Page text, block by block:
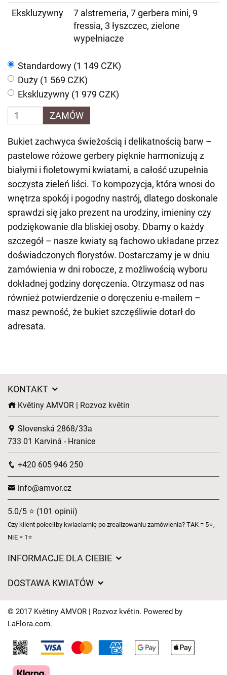
Ekskluzywny
7 alstremeria, 7 gerbera mini, 9
fressia, 3 łyszczec, zielone
wypełniacze
Standardowy (1 149 CZK)
Duży (1 569 CZK)
Ekskluzywny (1 979 CZK)
ZAMÓW
Bukiet zachwyca świeżością i delikatnością barw –
pastelowe różowe gerbery pięknie harmonizują z
białymi i fioletowymi kwiatami, a całość uzupełnia
soczysta zieleń liści. To kompozycja, która wnosi do
wnętrza spokój i pogodny nastrój, dlatego doskonale
sprawdzi się jako prezent na urodziny, imieniny czy
podziękowanie dla bliskiej osoby. Dbamy o każdy
szczegół – nasze kwiaty są fachowo układane przez
doświadczonych florystów. Dostarczamy je w dniu
zamówienia w dni robocze, z możliwością wyboru
dokładnej godziny doręczenia. Otrzymasz od nas
również potwierdzenie o doręczeniu e-mailem –
masz pewność, że bukiet szczęśliwie dotarł do
adresata.
KONTAKT
Květiny AMVOR | Rozvoz květin
Slovenská 2868/33a
733 01 Karviná - Hranice
+420 605 946 250
info@amvor.cz
5.0/5 ⭐ (101 opinii)
Czy klient poleciłby kwiaciarnię po zrealizowaniu zamówienia? TAK = 5⭐,
NIE = 1⭐
INFORMACJE DLA CIEBIE
Czasy dostawy kwiatów – przegląd możliwości
DOSTAWA KWIATÓW
Gdzie dostarczamy kwiaty
Kontakt
© 2017 Květiny AMVOR | Rozvoz květin. Powered by
LaFlora.com.